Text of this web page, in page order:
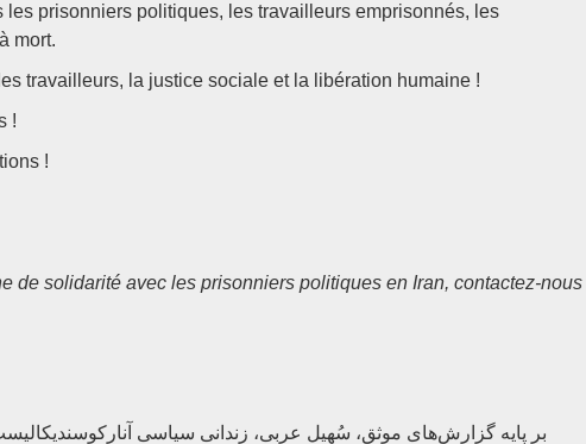
prisonniers politiques, les travailleurs emprisonnés, les
mort.
travailleurs, la justice sociale et la libération humaine !
!
!
de solidarité avec les prisonniers politiques en Iran, contactez-nous
بر پایه گزارش‌های موثق، سُهیل عربی، زندانی سیاسی